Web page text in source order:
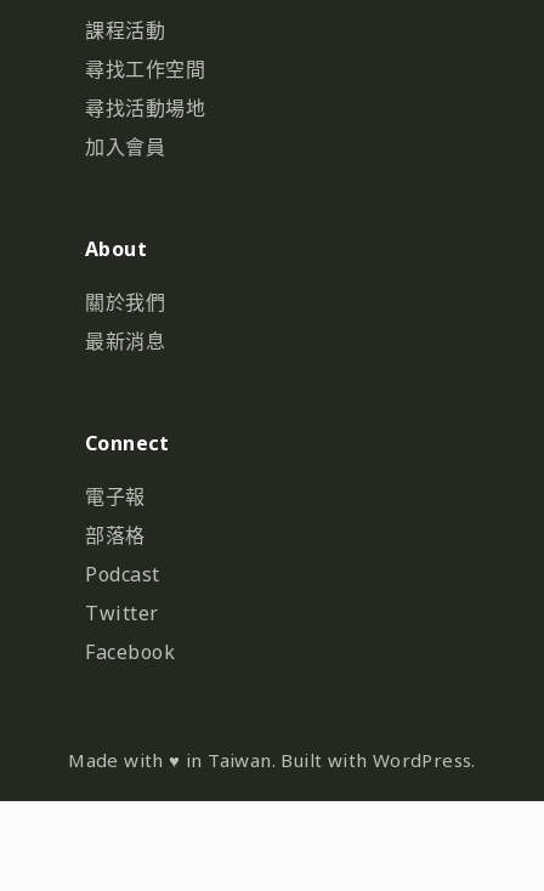
課程活動
尋找工作空間
尋找活動場地
加入會員
About
關於我們
最新消息
Connect
電子報
部落格
Podcast
Twitter
Facebook
Made with ♥ in Taiwan. Built with WordPress.